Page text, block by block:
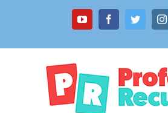
YouTubeFacebookTwitter